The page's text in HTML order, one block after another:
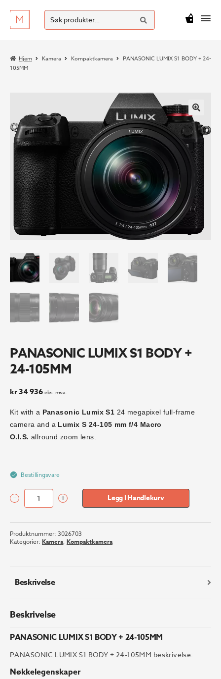
Hopp
til
Hopp
til
Søk
etter:
SØK
kr0
Hjem Kamera Kompaktkamera
PANASONIC LUMIX S1 BODY + 24-
105MM
PANASONIC LUMIX S1 BODY +
24-105MM
kr34 936 eks. mva.
Kit with a Panasonic Lumix S1 24 megapixel full-frame
camera and a Lumix S 24-105 mm f/4 Macro
O.I.S. allround zoom lens.
Bestillingsvare
PANASONIC
S1
BODY
+
antall
– + Legg I Handlekurv
Produktnummer: 3026703
Kategorier: Kamera, Kompaktkamera
Beskrivelse
Beskrivelse
PANASONIC LUMIX S1 BODY + 24-105MM
PANASONIC LUMIX S1 BODY + 24-105MM beskrivelse:
Nøkkelegenskaper